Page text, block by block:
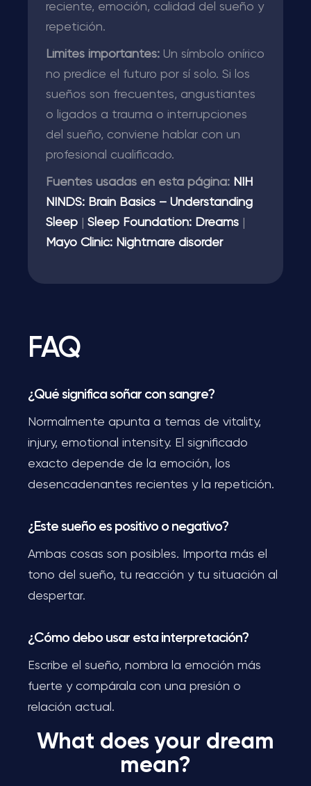
reciente, emoción, calidad del sueño y
repetición.
Límites importantes: Un símbolo onírico
no predice el futuro por sí solo. Si los
sueños son frecuentes, angustiantes
o ligados a trauma o interrupciones
del sueño, conviene hablar con un
profesional cualificado.
Fuentes usadas en esta página: NIH
NINDS: Brain Basics – Understanding
Sleep
Sleep Foundation: Dreams
Mayo Clinic: Nightmare disorder
FAQ
¿Qué significa soñar con sangre?
Normalmente apunta a temas de vitality,
injury, emotional intensity. El significado
exacto depende de la emoción, los
desencadenantes recientes y la repetición.
¿Este sueño es positivo o negativo?
Ambas cosas son posibles. Importa más el
tono del sueño, tu reacción y tu situación al
despertar.
¿Cómo debo usar esta interpretación?
Escribe el sueño, nombra la emoción más
fuerte y compárala con una presión o
relación actual.
What does your dream
mean?